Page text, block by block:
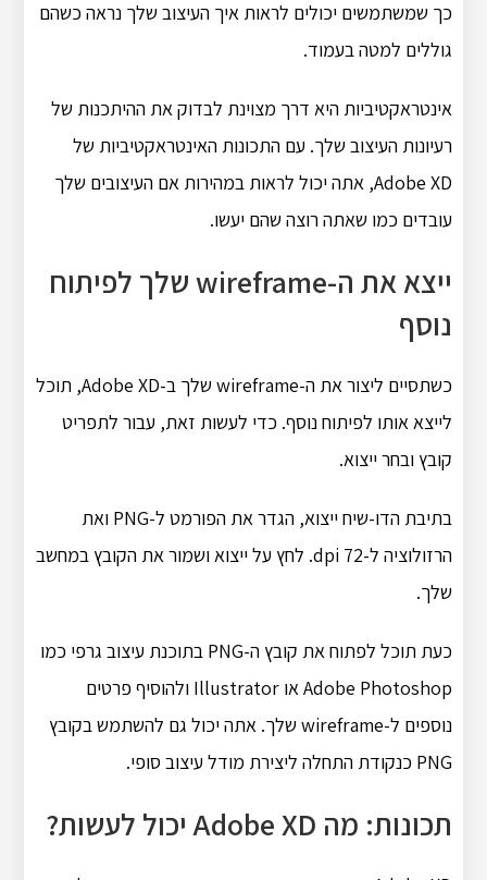
כך שמשתמשים יכולים לראות איך העיצוב שלך נראה כשהם
גוללים למטה בעמוד.
אינטראקטיביות היא דרך מצוינת לבדוק את ההיתכנות של
רעיונות העיצוב שלך. עם התכונות האינטראקטיביות של
Adobe XD, אתה יכול לראות במהירות אם העיצובים שלך
עובדים כמו שאתה רוצה שהם יעשו.
ייצא את ה-wireframe שלך לפיתוח
נוסף
כשתסיים ליצור את ה-wireframe שלך ב-Adobe XD, תוכל
לייצא אותו לפיתוח נוסף. כדי לעשות זאת, עבור לתפריט
קובץ ובחר ייצוא.
בתיבת הדו-שיח ייצוא, הגדר את הפורמט ל-PNG ואת
הרזולוציה ל-72 dpi. לחץ על ייצוא ושמור את הקובץ במחשב
שלך.
כעת תוכל לפתוח את קובץ ה-PNG בתוכנת עיצוב גרפי כמו
Adobe Photoshop או Illustrator ולהוסיף פרטים
נוספים ל-wireframe שלך. אתה יכול גם להשתמש בקובץ
PNG כנקודת התחלה ליצירת מודל עיצוב סופי.
תכונות: מה Adobe XD יכול לעשות?